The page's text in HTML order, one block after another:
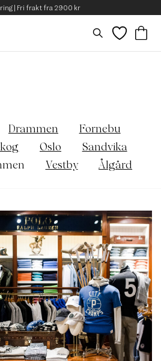
| Fri frakt fra 2900 kr
Drammen
Fornebu
Oslo
Sandvika
Vestby Ålgård